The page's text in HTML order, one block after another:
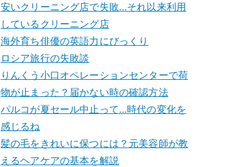
安いクリーニング店で失敗…それ以来利用
しているクリーニング店
海外育ち俳優の英語力にびっくり
ロシア旅行の失敗談
りんくう小口オペレーションセンターで荷
物が止まった？届かない時の確認方法
パルコが夏セール中止って…時代の変化を
感じるね
髪の毛をきれいに保つには？元美容師が教
えるヘアケアの基本を解説